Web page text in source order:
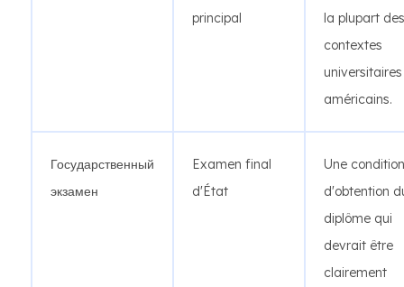
principal
la plupart des
contextes
universitaires
américains.
Государственный
экзамен
Examen final
d'État
Une condition
d'obtention
diplôme qui
devrait être
clairement